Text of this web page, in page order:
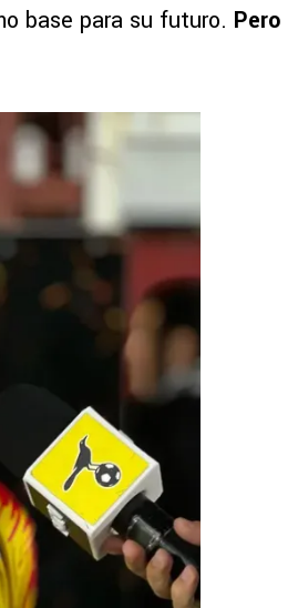
base para su futuro. Pero